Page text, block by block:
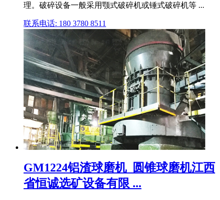
理。破碎设备一般采用颚式破碎机或锤式破碎机等 ...
联系电话: 180 3780 8511
GM1224铝渣球磨机_圆锥球磨机江西
省恒诚选矿设备有限 ...